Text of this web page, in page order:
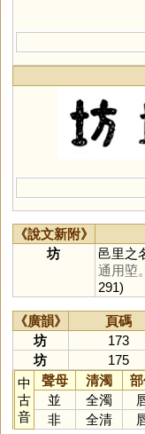
《說文新附》
坊
邑里之
通用埅
291)
《廣韻》 頁碼
坊
173
坊
175
中
古
音
聲母 清濁
並
全濁
非
全清